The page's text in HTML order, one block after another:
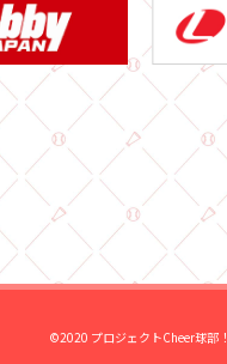
©2020 プロジェクトCheer球部！